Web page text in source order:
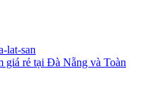
giá rẻ tại Đà Nẵng và Toàn